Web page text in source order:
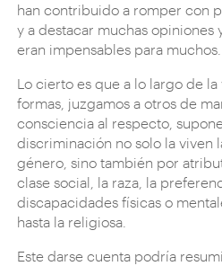
han contribuido a romper con
y a destacar muchas opiniones
eran impensables para muchos.
Lo cierto es que a lo largo de
formas, juzgamos a otros de
consciencia al respecto,
discriminación no solo la viven
género, sino también por
clase social, la raza, la
discapacidades físicas o
hasta la religiosa.
Este darse cuenta podría